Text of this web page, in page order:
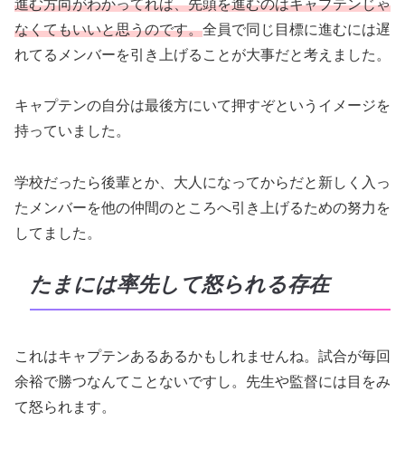
進む方向がわかってれば、先頭を進むのはキャプテンじゃ
なくてもいいと思うのです。全員で同じ目標に進むには遅
れてるメンバーを引き上げることが大事だと考えました。
キャプテンの自分は最後方にいて押すぞというイメージを
持っていました。
学校だったら後輩とか、大人になってからだと新しく入っ
たメンバーを他の仲間のところへ引き上げるための努力を
してました。
たまには率先して怒られる存在
これはキャプテンあるあるかもしれませんね。試合が毎回
余裕で勝つなんてことないですし。先生や監督には目をみ
て怒られます。